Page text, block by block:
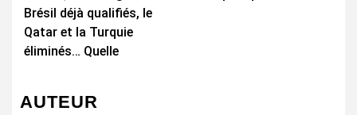
Brésil déjà qualifiés, le
Qatar et la Turquie
éliminés… Quelle
AUTEUR